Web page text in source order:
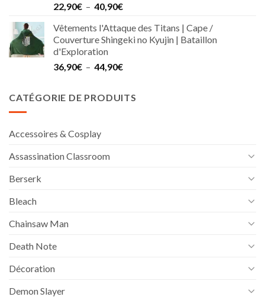
Note5.00
sur 5
22,90€ – 40,90€Plage
prix :
22,90€
40,90€
Vêtements l'Attaque des Titans | Cape /
Couverture Shingeki no Kyujin | Bataillon
d'Exploration
36,90€ – 44,90€Plage
36,90€
CATÉGORIE DE PRODUITS
Accessoires & Cosplay
Assassination Classroom
Berserk
Bleach
Chainsaw Man
Death Note
Décoration
Demon Slayer